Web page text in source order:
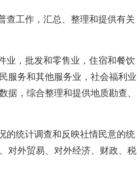
工作，汇总、整理和提供有关
，批发和零售业，住宿和餐饮
服务和其他服务业，社会福利业
，综合整理和提供地质勘查、
统计调查和反映社情民意的统
对外贸易、对外经济、财政、税